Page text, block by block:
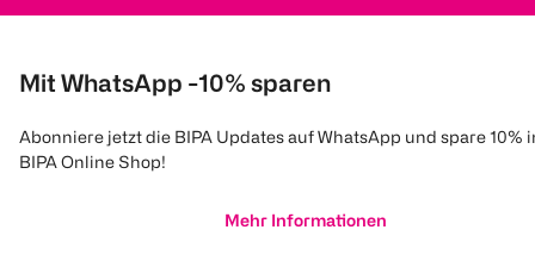
Mit WhatsApp -10% sparen
Abonniere jetzt die BIPA Updates auf WhatsApp und spare 10%
BIPA Online Shop!
Mehr Informationen